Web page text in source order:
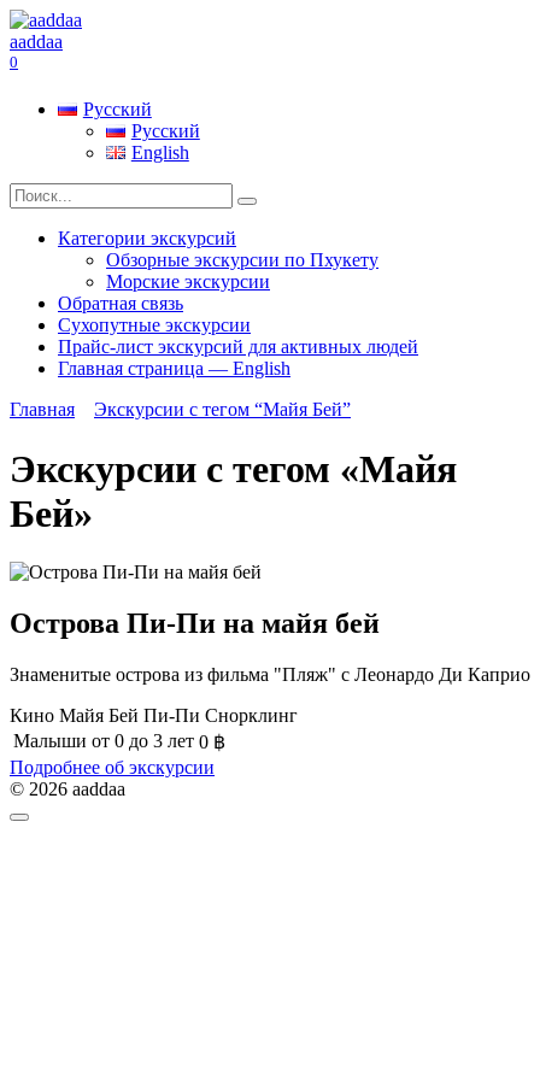
Перейти
к
содержанию
aaddaa
0
Русский
Русский
English
Search
for:
Категории экскурсий
Обзорные экскурсии по Пхукету
Морские экскурсии
Обратная связь
Сухопутные экскурсии
Прайс-лист экскурсий для активных людей
Главная страница — English
Главная
Экскурсии с тегом “Майя Бей”
Экскурсии с тегом «Майя
Бей»
Острова Пи-Пи на майя бей
Знаменитые острова из фильма "Пляж" с Леонардо Ди Каприо
Кино Майя Бей Пи-Пи Снорклинг
Малыши от 0 до 3 лет 0 ฿
Подробнее об экскурсии
© 2026 aaddaa